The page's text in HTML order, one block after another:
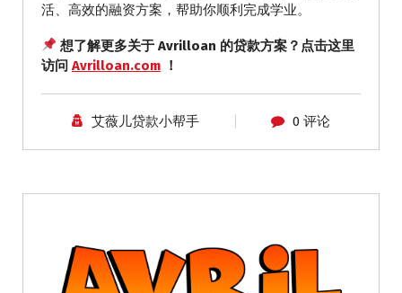
活、高效的融资方案，帮助你顺利完成学业。
想了解更多关于 Avrilloan 的贷款方案？点击这里
访问 Avrilloan.com ！
艾薇儿贷款小帮手 0 评论